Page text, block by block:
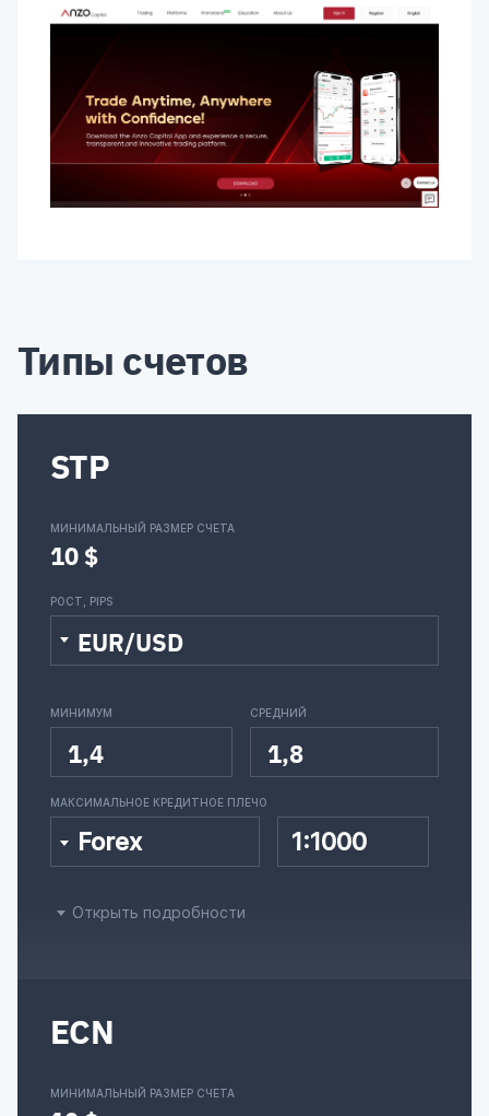
Типы счетов
STP
Открыть подробности
МИНИМАЛЬНЫЙ РАЗМЕР СЧЕТА
10 $
РОСТ, PIPS
EUR/USD
МИНИМУМ
1,4
СРЕДНИЙ
1,8
МАКСИМАЛЬНОЕ КРЕДИТНОЕ ПЛЕЧО
Forex 1:1000
ECN
МИНИМАЛЬНЫЙ РАЗМЕР СЧЕТА